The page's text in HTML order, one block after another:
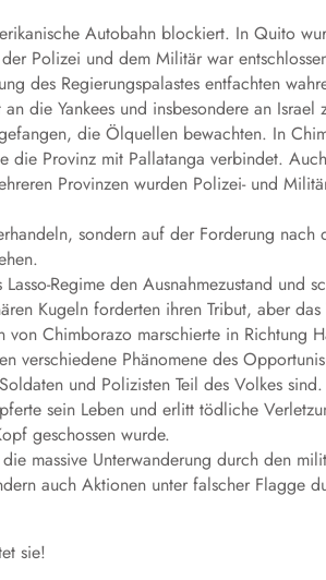
Autobahn blockiert. In Quito
Polizei und dem Militär war
des Regierungspalastes entfachten
die Yankees und insbesondere an
die Ölquellen bewachten. In
die Provinz mit Pallatanga verbindet.
Provinzen wurden Polizei- und
sondern auf der Forderung nach
Regime den Ausnahmezustand und
Kugeln forderten ihren Tribut, aber
von Chimborazo marschierte in Richtung
verschiedene Phänomene des
und Polizisten Teil des Volkes sind.
sein Leben und erlitt tödliche
geschossen wurde.
massive Unterwanderung durch den
auch Aktionen unter falscher Flagge
sie!